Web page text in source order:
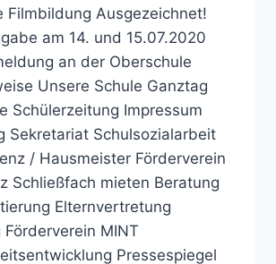
Filmbildung Ausgezeichnet!
am 14. und 15.07.2020
an der Oberschule
Unsere Schule Ganztag
Schülerzeitung Impressum
Sekretariat Schulsozialarbeit
/ Hausmeister Förderverein
Schließfach mieten Beratung
Elternvertretung
MINT
Pressespiegel